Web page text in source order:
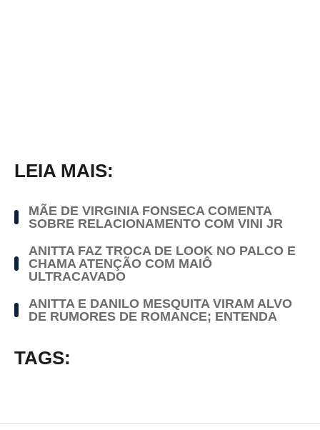
LEIA MAIS:
MÃE DE VIRGINIA FONSECA COMENTA
SOBRE RELACIONAMENTO COM VINI JR
ANITTA FAZ TROCA DE LOOK NO PALCO E
CHAMA ATENÇÃO COM MAIÔ
ULTRACAVADO
ANITTA E DANILO MESQUITA VIRAM ALVO
DE RUMORES DE ROMANCE; ENTENDA
TAGS: